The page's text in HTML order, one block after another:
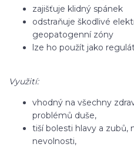
zajišťuje klidný spánek
odstraňuje škodlivé
geopatogenní zóny
lze ho použít jako
Využití:
vhodný na všechny
problémů duše,
tiší bolesti hlavy a zubů,
nevolnosti,